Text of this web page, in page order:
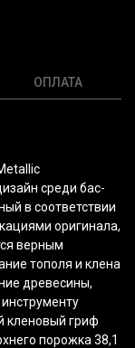
ОПЛАТА
среди бас-
в соответствии
оригинала,
верным
тополя и клена
древесины,
кленовый гриф
порожка 38,1